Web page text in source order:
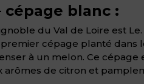
cépage blanc :
du Val de Loire est
cépage planté dans
à un melon. Ce
de citron et